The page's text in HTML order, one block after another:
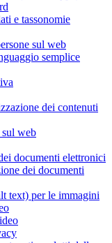
e tassonomie
sul web
semplice
dei contenuti
web
documenti elettronici
dei documenti
text) per le immagini